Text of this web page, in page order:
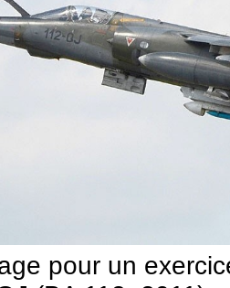
pour un